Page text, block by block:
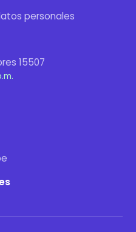
personales
15507